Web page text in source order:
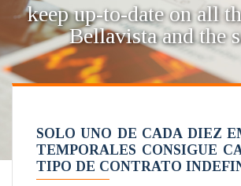
keep up-to-date on all
Bellavista and the
SOLO UNO DE CADA DIEZ
TEMPORALES CONSIGUE
TIPO DE CONTRATO